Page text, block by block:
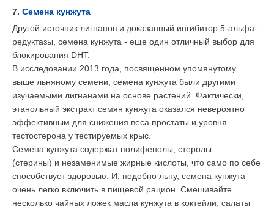
7. Семена кунжута
Другой источник лигнанов и доказанный ингибитор 5-альфа-
редуктазы, семена кунжута - еще один отличный выбор для
блокирования DHT.
В исследовании 2013 года, посвященном упомянутому
выше льняному семени, семена кунжута были другими
изучаемыми лигнанами на основе растений. Фактически,
этанольный экстракт семян кунжута оказался невероятно
эффективным для снижения веса простаты и уровня
тестостерона у тестируемых крыс.
Семена кунжута содержат полифенолы, стеролы
(стерины) и незаменимые жирные кислоты, что само по себе
способствует здоровью. И, подобно льну, семена кунжута
очень легко включить в пищевой рацион. Смешивайте
несколько чайных ложек масла кунжута в коктейли, салаты